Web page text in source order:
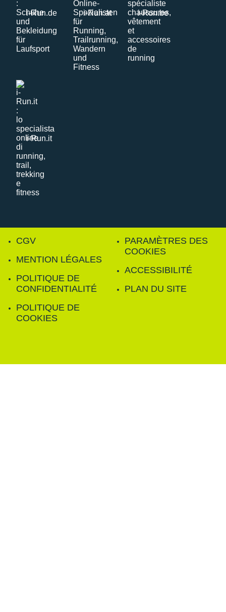
i-Run.de i-Run.at i-Run.be
i-Run.it
CGV
MENTION LÉGALES
POLITIQUE DE
CONFIDENTIALITÉ
POLITIQUE DE
COOKIES
PARAMÈTRES DES
COOKIES
ACCESSIBILITÉ
PLAN DU SITE